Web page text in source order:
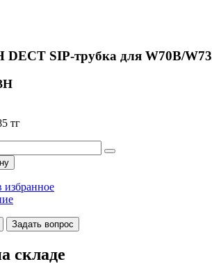
DECT SIP-трубка для W70B/
тг
избранное
Задать вопрос
складе